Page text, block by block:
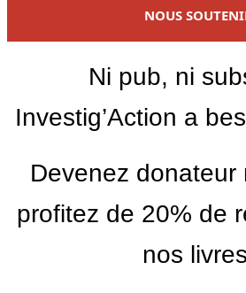
NOUS
Ni pub, ni
Investig’Action a
Devenez donateur
profitez de 20% de
nos